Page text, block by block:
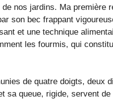
nos jardins. Ma première
son bec frappant
et une technique
les fourmis, qui
de quatre doigts, deux
sa queue, rigide, servent